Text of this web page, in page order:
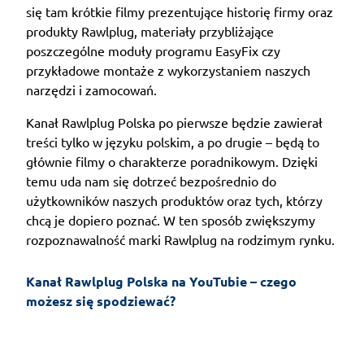
się tam krótkie filmy prezentujące historię firmy oraz
produkty Rawlplug, materiały przybliżające
poszczególne moduły programu EasyFix czy
przykładowe montaże z wykorzystaniem naszych
narzędzi i zamocowań.
Kanał Rawlplug Polska po pierwsze będzie zawierał
treści tylko w języku polskim, a po drugie – będą to
głównie filmy o charakterze poradnikowym. Dzięki
temu uda nam się dotrzeć bezpośrednio do
użytkowników naszych produktów oraz tych, którzy
chcą je dopiero poznać. W ten sposób zwiększymy
rozpoznawalność marki Rawlplug na rodzimym rynku.
Kanał Rawlplug Polska na YouTubie – czego
możesz się spodziewać?